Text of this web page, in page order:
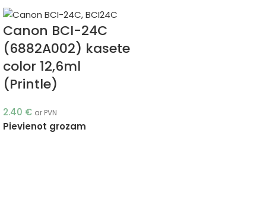
Canon BCI-24C
(6882A002) kasete
color 12,6ml
(Printle)
2.40 € ar PVN
Pievienot grozam